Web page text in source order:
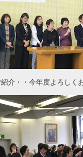
介・・今年度よろしく